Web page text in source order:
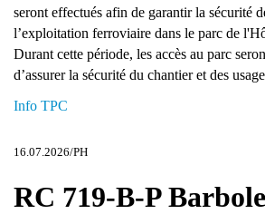
seront effectués afin de garantir la sécurité
l’exploitation ferroviaire dans le parc de
Durant cette période, les accès au parc
d’assurer la sécurité du chantier et des
Info TPC
16.07.2026/PH
RC 719-B-P